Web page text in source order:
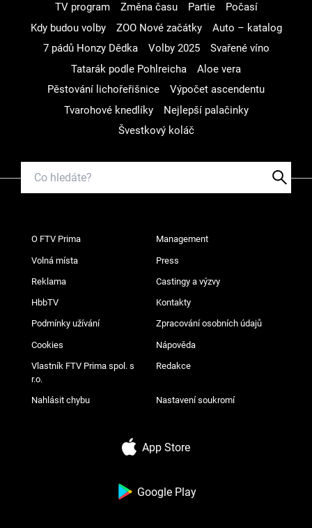
TV program
Změna času Partie
Počasí
Kdy budou volby
ZOO Nové začátky
Auto – katalog
7 pádů Honzy Dědka
Volby 2025
Svařené víno
Tatarák podle Pohlreicha
Aloe vera
Pěstování lichořeřišnice
Výpočet ascendentu
Tvarohové knedlíky
Nejlepší palačinky
Švestkový koláč
O FTV Prima Management
Volná místa Press
Reklama Castingy a výzvy
HbbTV Kontakty
Podmínky užívání Zpracování osobních údajů
Cookies Nápověda
Vlastník FTV Prima spol. s
r.o.
Redakce
Nahlásit chybu Nastavení soukromí
App Store
Google Play